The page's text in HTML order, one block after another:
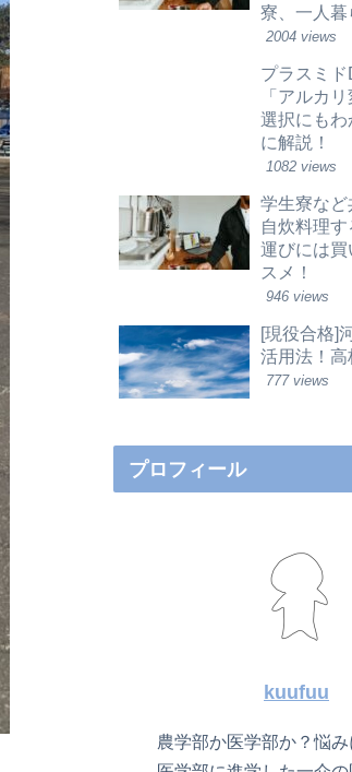
寮、一人暮
2004 views
プラスミ
「アルカ
選択にも
に解説！
1082 views
学生寮な
自炊料理
運びには買
スメ！
946 views
[現役合格]
活用法！
777 views
プロフィール
kuufuu
農学部か医学部か？悩